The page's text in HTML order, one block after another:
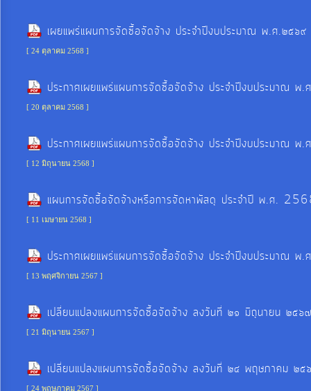
การ
จัดการ
ความ
ดำเนิน
งาน
การ
ให้
ใช้
จ่าย
ประมาณ
ประจำ
เผยแพร่แผนการจัดซื้อจัดจ้าง ประจำปีงบประมาณ พ.ศ.๒๕๖๙
[ 24 ตุลาคม 2568 ]
ประกาศเผยแพร่แผนการจัดซื้อจัดจ้าง ประจำปีงบประมาณ พ.
[ 20 ตุลาคม 2568 ]
ประกาศเผยแพร่แผนการจัดซื้อจัดจ้าง ประจำปีงบประมาณ พ.
[ 12 มิถุนายน 2568 ]
แผนการจัดซื้อจัดจ้างหรือการจัดหาพัสดุ ประจำปี พ.ศ.
[ 11 เมษายน 2568 ]
ประกาศเผยแพร่แผนการจัดซื้อจัดจ้าง ประจำปีงบประมาณ พ.
[ 13 พฤศจิกายน 2567 ]
เปลี่ยนแปลงแผนการจัดซื้อจัดจ้าง ลงวันที่ ๒๑ มิถุนายน ๒๕
[ 21 มิถุนายน 2567 ]
เปลี่ยนแปลงแผนการจัดซื้อจัดจ้าง ลงวันที่ ๒๔ พฤษภาคม ๒
[ 24 พฤษภาคม 2567 ]